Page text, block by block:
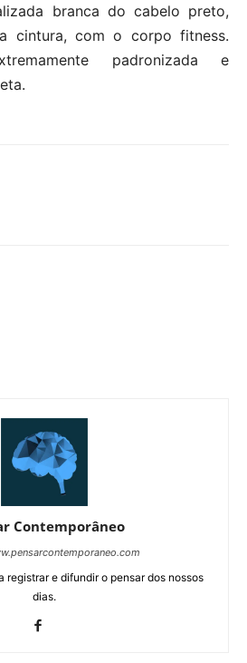
branca do cabelo preto,
cintura, com o corpo fitness.
padronizada e
Contemporâneo
registrar e difundir o pensar dos nossos
dias.